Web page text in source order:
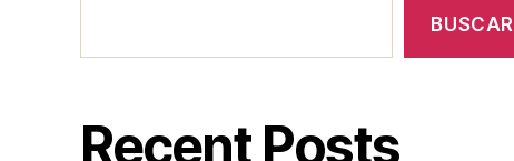
BUSCAR
Recent Posts